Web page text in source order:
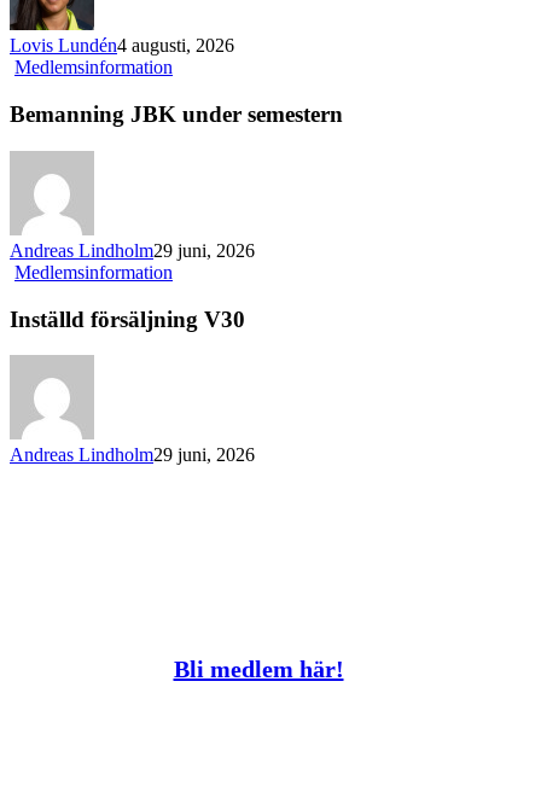
Lovis Lundén4 augusti, 2026
Medlemsinformation
under
Bemanning JBK under semestern
Andreas Lindholm29 juni, 2026
Medlemsinformation
V30
Inställd försäljning V30
Andreas Lindholm29 juni, 2026
Bli medlem här!